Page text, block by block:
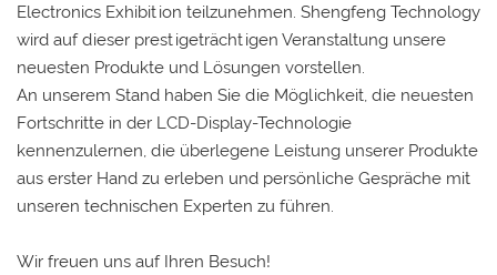
Electronics Exhibition teilzunehmen. Shengfeng Technology
wird auf dieser prestigeträchtigen Veranstaltung unsere
neuesten Produkte und Lösungen vorstellen.
An unserem Stand haben Sie die Möglichkeit, die neuesten
Fortschritte in der LCD-Display-Technologie
kennenzulernen, die überlegene Leistung unserer Produkte
aus erster Hand zu erleben und persönliche Gespräche mit
unseren technischen Experten zu führen.
Wir freuen uns auf Ihren Besuch!